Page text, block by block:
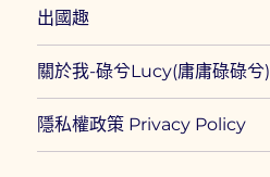
出國趣
關於我-碌兮Lucy(庸庸碌碌兮)
隱私權政策 Privacy Policy